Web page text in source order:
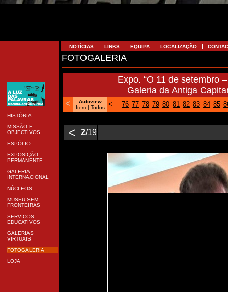
HISTÓRIA
MISSÃO E
OBJECTIVOS
ESPÓLIO
EXPOSIÇÃO
PERMANENTE
GALERIA
INTERNACIONAL
NÚCLEOS
MUSEU SEM
FRONTEIRAS
SERVIÇOS
EDUCATIVOS
GALERIAS
VIRTUAIS
FOTOGALERIA
LOJA
NOTÍCIAS LINKS EQUIPA LOCALIZAÇÃO
FOTOGALERIA
Expo. “O 11 de setembro
Galeria da Antiga
<
Autoview
Item| Todos < 76 77 78 79 80 81 82 83 84 85
< 2/19